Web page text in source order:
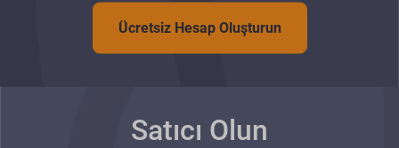
Ücretsiz Hesap Oluşturun
Satıcı Olun